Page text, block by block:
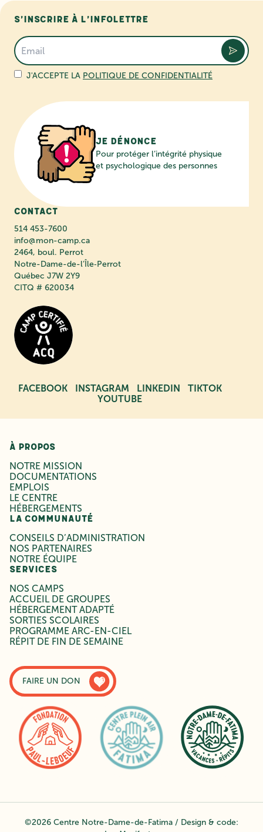
À PROPOS
NOTRE MISSION
DOCUMENTATIONS
EMPLOIS
LE CENTRE
HÉBERGEMENTS
LA COMMUNAUTÉ
CONSEILS D’ADMINISTRATION
NOS PARTENAIRES
NOTRE ÉQUIPE
SERVICES
NOS CAMPS
ACCUEIL DE GROUPES
HÉBERGEMENT ADAPTÉ
SORTIES SCOLAIRES
PROGRAMME ARC-EN-CIEL
RÉPIT DE FIN DE SEMAINE
FAIRE UN DON
Contact
514 453-7600
info@mon-camp.ca
2464, boul. Perrot
Notre-Dame-de-l’Île‑Perrot
Québec J7W 2Y9
CITQ # 620034
S’inscrire à l’infolettre
J'ACCEPTE LA POLITIQUE DE CONFIDENTIALITÉ
Je dénonce
Pour protéger l’intégrité physique
et psychologique des personnes
FACEBOOK INSTAGRAM LINKEDIN
TIKTOK
YOUTUBE
©2026 Centre Notre-Dame-de-Fatima / Design & code: